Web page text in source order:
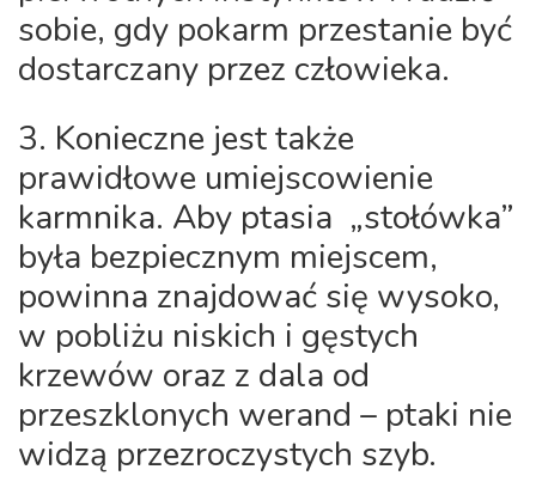
sobie, gdy pokarm przestanie być
dostarczany przez człowieka.
3. Konieczne jest także
prawidłowe umiejscowienie
karmnika. Aby ptasia „stołówka”
była bezpiecznym miejscem,
powinna znajdować się wysoko,
w pobliżu niskich i gęstych
krzewów oraz z dala od
przeszklonych werand – ptaki nie
widzą przezroczystych szyb.